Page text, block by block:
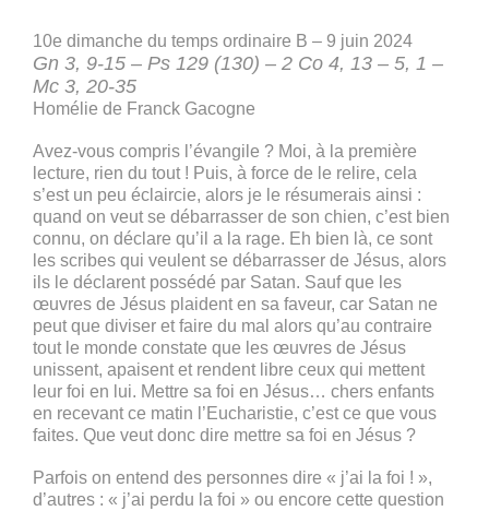
10e dimanche du temps ordinaire B – 9 juin 2024
Gn 3, 9-15 – Ps 129 (130) – 2 Co 4, 13 – 5, 1 –
Mc 3, 20-35
Homélie de Franck Gacogne
Avez-vous compris l’évangile ? Moi, à la première
lecture, rien du tout ! Puis, à force de le relire, cela
s’est un peu éclaircie, alors je le résumerais ainsi :
quand on veut se débarrasser de son chien, c’est bien
connu, on déclare qu’il a la rage. Eh bien là, ce sont
les scribes qui veulent se débarrasser de Jésus, alors
ils le déclarent possédé par Satan. Sauf que les
œuvres de Jésus plaident en sa faveur, car Satan ne
peut que diviser et faire du mal alors qu’au contraire
tout le monde constate que les œuvres de Jésus
unissent, apaisent et rendent libre ceux qui mettent
leur foi en lui. Mettre sa foi en Jésus… chers enfants
en recevant ce matin l’Eucharistie, c’est ce que vous
faites. Que veut donc dire mettre sa foi en Jésus ?
Parfois on entend des personnes dire « j’ai la foi ! »,
d’autres : « j’ai perdu la foi » ou encore cette question